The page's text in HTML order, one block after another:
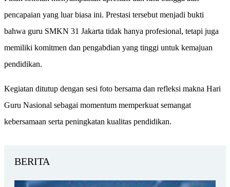
pencapaian yang luar biasa ini. Prestasi tersebut menjadi bukti
bahwa guru SMKN 31 Jakarta tidak hanya profesional, tetapi juga
memiliki komitmen dan pengabdian yang tinggi untuk kemajuan
pendidikan.
Kegiatan ditutup dengan sesi foto bersama dan refleksi makna Hari
Guru Nasional sebagai momentum memperkuat semangat
kebersamaan serta peningkatan kualitas pendidikan.
BERITA